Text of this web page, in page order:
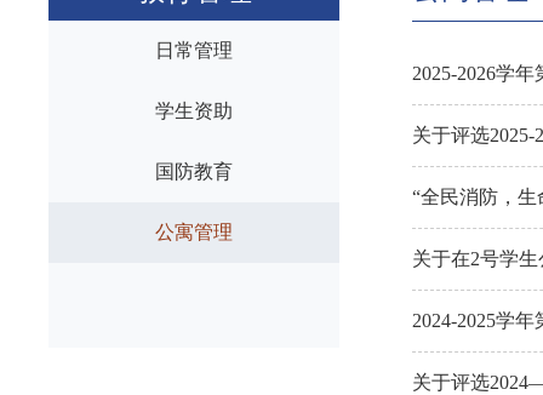
日常管理
学生资助
国防教育
公寓管理
2025-2026学
关于评选2025-
“全民消防，
关于在2号学
2024-2025学
关于评选